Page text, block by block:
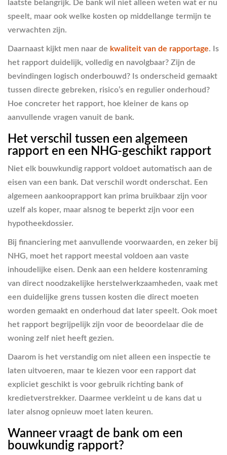
laatste belangrijk. De bank wil niet alleen weten wat er nu
speelt, maar ook welke kosten op middellange termijn te
verwachten zijn.
Daarnaast kijkt men naar de kwaliteit van de rapportage. Is
het rapport duidelijk, volledig en navolgbaar? Zijn de
bevindingen logisch onderbouwd? Is onderscheid gemaakt
tussen directe gebreken, risico’s en regulier onderhoud?
Hoe concreter het rapport, hoe kleiner de kans op
aanvullende vragen vanuit de bank.
Het verschil tussen een algemeen
rapport en een NHG-geschikt rapport
Niet elk bouwkundig rapport voldoet automatisch aan de
eisen van een bank. Dat verschil wordt onderschat. Een
algemeen aankooprapport kan prima bruikbaar zijn voor
uzelf als koper, maar alsnog te beperkt zijn voor een
hypotheekdossier.
Bij financiering met aanvullende voorwaarden, en zeker bij
NHG, moet het rapport meestal voldoen aan vaste
inhoudelijke eisen. Denk aan een heldere kostenraming
van direct noodzakelijke herstelwerkzaamheden, vaak met
een duidelijke grens tussen kosten die direct moeten
worden gemaakt en onderhoud dat later speelt. Ook moet
het rapport begrijpelijk zijn voor de beoordelaar die de
woning zelf niet heeft gezien.
Daarom is het verstandig om niet alleen een inspectie te
laten uitvoeren, maar te kiezen voor een rapport dat
expliciet geschikt is voor gebruik richting bank of
kredietverstrekker. Daarmee verkleint u de kans dat u
later alsnog opnieuw moet laten keuren.
Wanneer vraagt de bank om een
bouwkundig rapport?